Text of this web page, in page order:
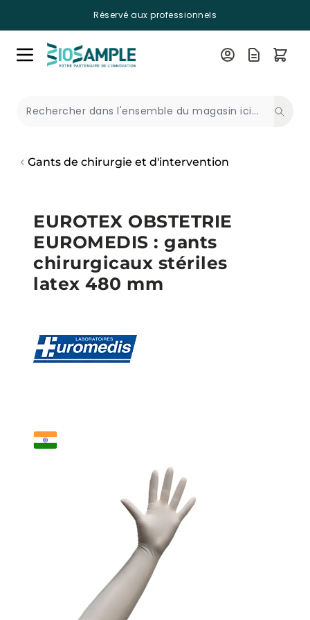
Réservé aux professionnels
Gants de chirurgie et d'intervention
EUROTEX OBSTETRIE
EUROMEDIS : gants
chirurgicaux stériles
latex 480 mm